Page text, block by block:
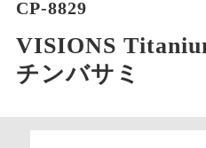
CP-8829
VISIONS
チンバサミ